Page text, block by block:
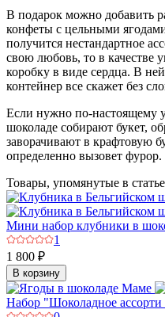
В подарок можно добавить
конфеты с цельными
получится нестандартное
свою любовь, то в качестве
коробку в виде сердца. В
контейнер все скажет без
Если нужно по-настоящему
шоколаде собирают букет,
заворачивают в крафтовую
определенно вызовет фурор.
Товары, упомянутые в статье
Мини набор клубники в
1
1 800 ₽
В корзину
Набор "Шоколадное